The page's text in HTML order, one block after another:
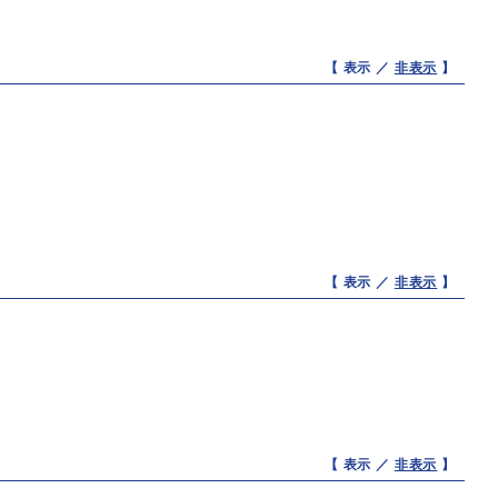
【 表示 ／ 非表示 】
【 表示 ／ 非表示 】
【 表示 ／ 非表示 】